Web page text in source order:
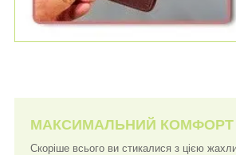
МАКСИМАЛЬНИЙ КОМФОРТ
Скоріше всього ви стикалися з цією